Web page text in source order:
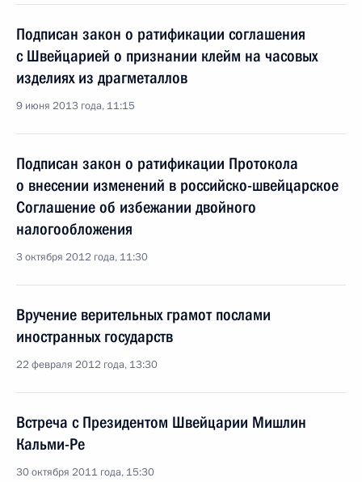
Подписан закон о ратификации соглашения
с Швейцарией о признании клейм на часовых
изделиях из драгметаллов
9 июня 2013 года, 11:15
Подписан закон о ратификации Протокола
о внесении изменений в российско-швейцарское
Соглашение об избежании двойного
налогообложения
3 октября 2012 года, 11:30
Вручение верительных грамот послами
иностранных государств
22 февраля 2012 года, 13:30
Встреча с Президентом Швейцарии Мишлин
Кальми-Ре
30 октября 2011 года, 15:30